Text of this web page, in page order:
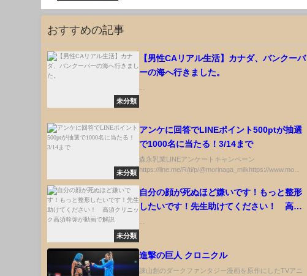
おすすめの記事
未分類
【男性CAリアル生活】カナダ、バンクーバ
ーの海へ行きました。
未分類
アンケに回答でLINEポイント500ptが抽選
で1000名に当たる！3/14まで
森永乳業LINEアンケートキャンペーン
https://line.me/R/ti/p/@morinaga_milkhttps://www.mo...
未分類
自分の顔が死ぬほど嫌いです！もっと整形
したいです！先生助けてください！ 高須
進撃の巨人 クロニクル
諫山創のダークファンタジー漫画を原作にしたTVアニ